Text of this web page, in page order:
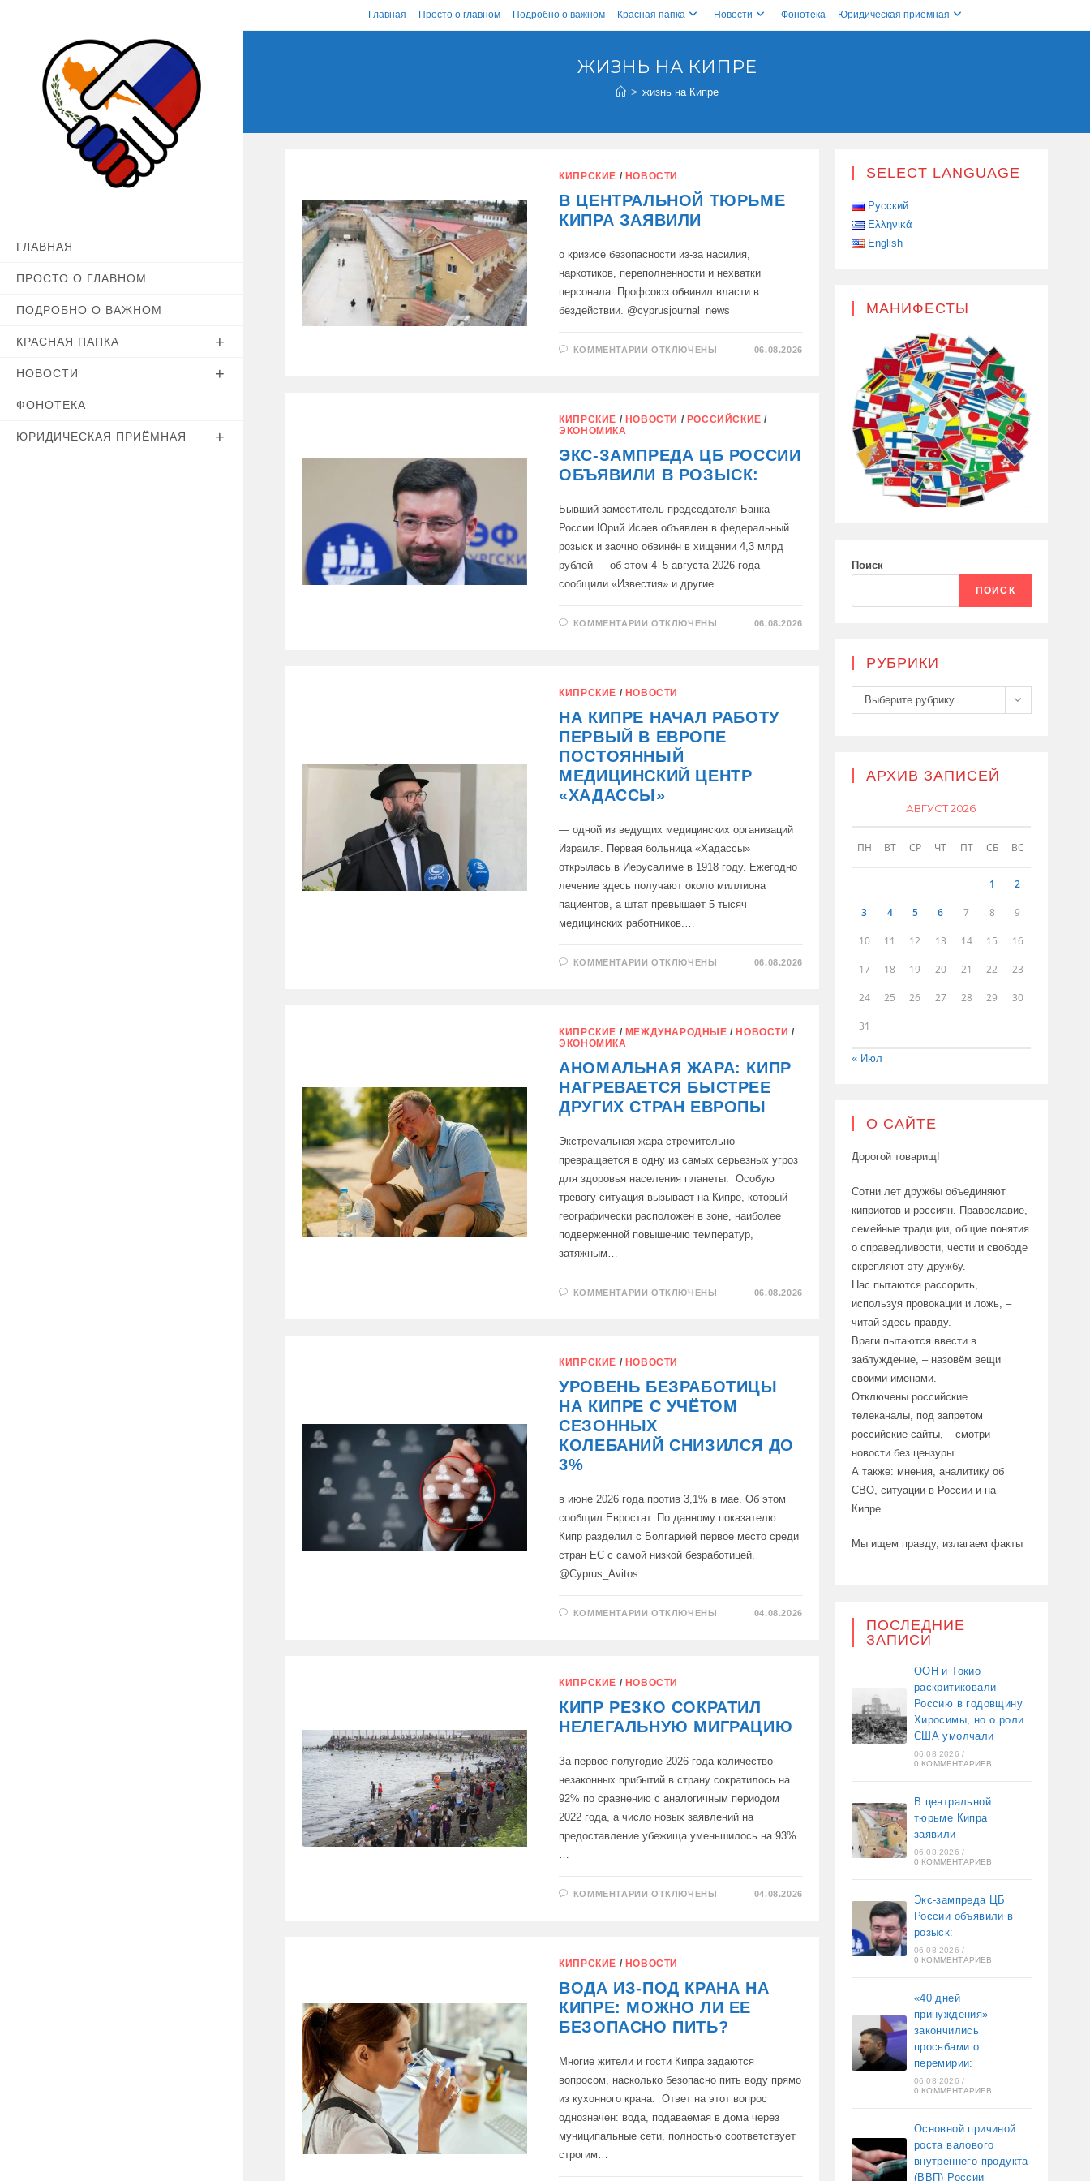
к
Главная Просто о главном Подробно о важном Красная папка Новости Фонотека Юридическая приёмная
ГЛАВНАЯ
ПРОСТО О ГЛАВНОМ
ПОДРОБНО О ВАЖНОМ
КРАСНАЯ ПАПКА
НОВОСТИ
ФОНОТЕКА
ЮРИДИЧЕСКАЯ ПРИЁМНАЯ
ЖИЗНЬ НА КИПРЕ
> жизнь на Кипре
КИПРСКИЕ / НОВОСТИ
В ЦЕНТРАЛЬНОЙ ТЮРЬМЕ
КИПРА ЗАЯВИЛИ
о кризисе безопасности из-за насилия,
наркотиков, переполненности и нехватки
персонала. Профсоюз обвинил власти в
бездействии. @cyprusjournal_news
КОММЕНТАРИИ КОТКЛЮЧЕНЫ 06.08.2026
КИПРСКИЕ / НОВОСТИ / РОССИЙСКИЕ /
ЭКОНОМИКА
ЭКС-ЗАМПРЕДА ЦБ РОССИИ
ОБЪЯВИЛИ В РОЗЫСК:
Бывший заместитель председателя Банка
России Юрий Исаев объявлен в федеральный
розыск и заочно обвинён в хищении 4,3 млрд
рублей — об этом 4–5 августа 2026 года
сообщили «Известия» и другие…
КОММЕНТАРИИ К
В
ОТКЛЮЧЕНЫ 06.08.2026
КИПРСКИЕ / НОВОСТИ
НА КИПРЕ НАЧАЛ РАБОТУ
ПЕРВЫЙ В ЕВРОПЕ
ПОСТОЯННЫЙ
МЕДИЦИНСКИЙ ЦЕНТР
«ХАДАССЫ»
— одной из ведущих медицинских организаций
Израиля. Первая больница «Хадассы»
открылась в Иерусалиме в 1918 году. Ежегодно
лечение здесь получают около миллиона
пациентов, а штат превышает 5 тысяч
медицинских работников.…
КОММЕНТАРИИ К
В
МЕДИЦИНСКИЙ
ЦЕНТР
«ХАДАССЫ»
ОТКЛЮЧЕНЫ 06.08.2026
КИПРСКИЕ / МЕЖДУНАРОДНЫЕ / НОВОСТИ /
ЭКОНОМИКА
АНОМАЛЬНАЯ ЖАРА: КИПР
НАГРЕВАЕТСЯ БЫСТРЕЕ
ДРУГИХ СТРАН ЕВРОПЫ
Экстремальная жара стремительно
превращается в одну из самых серьезных угроз
для здоровья населения планеты. Особую
тревогу ситуация вызывает на Кипре, который
географически расположен в зоне, наиболее
подверженной повышению температур,
затяжным…
КОММЕНТАРИИ К
ДРУГИХ
ЕВРОПЫ
ОТКЛЮЧЕНЫ 06.08.2026
КИПРСКИЕ / НОВОСТИ
УРОВЕНЬ БЕЗРАБОТИЦЫ
НА КИПРЕ С УЧЁТОМ
СЕЗОННЫХ
КОЛЕБАНИЙ СНИЗИЛСЯ ДО
3%
в июне 2026 года против 3,1% в мае. Об этом
сообщил Евростат. По данному показателю
Кипр разделил с Болгарией первое место среди
стран ЕС с самой низкой безработицей.
@Cyprus_Avitos
КОММЕНТАРИИ К
УЧЁТОМ
КОЛЕБАНИЙ СНИЗИЛСЯ ДО
ОТКЛЮЧЕНЫ 04.08.2026
КИПРСКИЕ / НОВОСТИ
КИПР РЕЗКО СОКРАТИЛ
НЕЛЕГАЛЬНУЮ МИГРАЦИЮ
За первое полугодие 2026 года количество
незаконных прибытий в страну сократилось на
92% по сравнению с аналогичным периодом
2022 года, а число новых заявлений на
предоставление убежища уменьшилось на 93%.
…
КОММЕНТАРИИ КОТКЛЮЧЕНЫ 04.08.2026
КИПРСКИЕ / НОВОСТИ
ВОДА ИЗ-ПОД КРАНА НА
КИПРЕ: МОЖНО ЛИ ЕЕ
БЕЗОПАСНО ПИТЬ?
Многие жители и гости Кипра задаются
вопросом, насколько безопасно пить воду прямо
из кухонного крана. Ответ на этот вопрос
однозначен: вода, подаваемая в дома через
муниципальные сети, полностью соответствует
строгим…
SELECT LANGUAGE
Русский
Ελληνικά
English
МАНИФЕСТЫ
Поиск
ПОИСК
РУБРИКИ
Рубрики
Выберите рубрику
АРХИВ ЗАПИСЕЙ
АВГУСТ 2026
ПН ВТ СР ЧТ ПТ СБ ВС
1 2
3 4 5 6 7 8 9
10 11 12 13 14 15 16
17 18 19 20 21 22 23
24 25 26 27 28 29 30
31
« Июл
О САЙТЕ
Дорогой товарищ!
Сотни лет дружбы объединяют
киприотов и россиян. Православие,
семейные традиции, общие понятия
о справедливости, чести и свободе
скрепляют эту дружбу.
Нас пытаются рассорить,
используя провокации и ложь, –
читай здесь правду.
Враги пытаются ввести в
заблуждение, – назовём вещи
своими именами.
Отключены российские
телеканалы, под запретом
российские сайты, – смотри
новости без цензуры.
А также: мнения, аналитику об
СВО, ситуации в России и на
Кипре.
Мы ищем правду, излагаем факты
ПОСЛЕДНИЕ
ЗАПИСИ
ООН и Токио
раскритиковали
Россию в годовщину
Хиросимы, но о роли
США умолчали
06.08.2026 /
0 КОММЕНТАРИЕВ
В центральной
тюрьме Кипра
заявили
06.08.2026 /
0 КОММЕНТАРИЕВ
Экс-зампреда ЦБ
России объявили в
розыск:
06.08.2026 /
0 КОММЕНТАРИЕВ
«40 дней
принуждения»
закончились
просьбами о
перемирии:
06.08.2026 /
0 КОММЕНТАРИЕВ
Основной причиной
роста валового
внутреннего продукта
(ВВП) России